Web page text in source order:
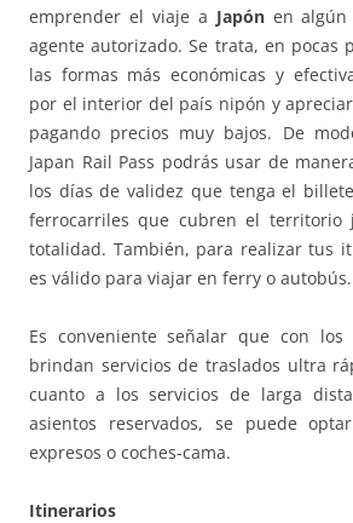
emprender el viaje a Japónen algún
agente autorizado. Se trata, en pocas
las formas más económicas y
por el interior del país nipón y
pagando precios muy bajos. De
Japan Rail Pass podrás usar de
los días de validez que tenga el
ferrocarriles que cubren el territorio
totalidad. También, para realizar tus
es válido para viajar en ferry o autobús.
Es conveniente señalar que con los
brindan servicios de traslados ultra
cuanto a los servicios de larga
asientos reservados, se puede
expresos o coches-cama.
Itinerarios